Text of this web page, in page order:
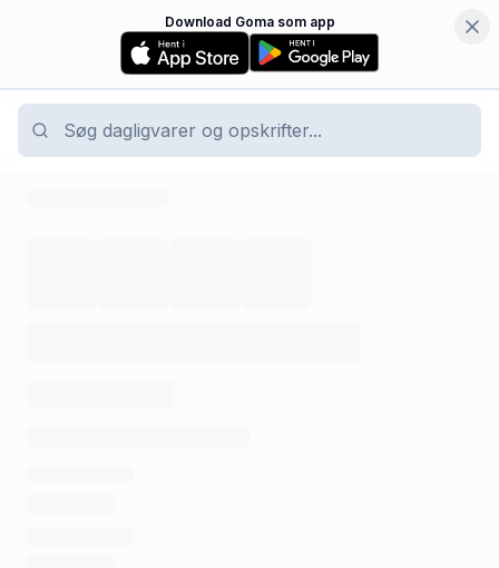
Download Goma som app